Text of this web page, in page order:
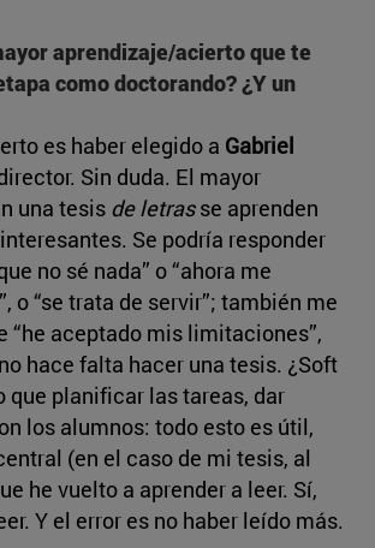
aprendizaje/acierto que te
como doctorando? ¿Y un
es haber elegido a Gabriel
Sin duda. El mayor
una tesis de letrasse aprenden
Se podría responder
no sé nada” o “ahora me
o “se trata de servir”; también me
“he aceptado mis limitaciones”,
hace falta hacer una tesis. ¿Soft
que planificar las tareas, dar
los alumnos: todo esto es útil,
(en el caso de mi tesis, al
he vuelto a aprender a leer. Sí,
Y el error es no haber leído más.